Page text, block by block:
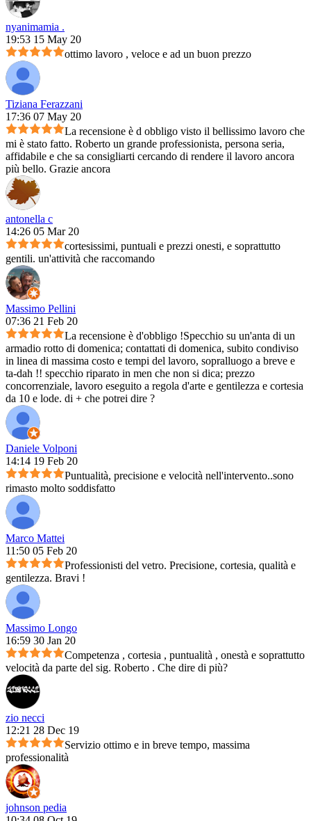
nyanimamia .
19:53 15 May 20
ottimo lavoro , veloce e ad un buon prezzo
Tiziana Ferazzani
17:36 07 May 20
La recensione è d obbligo visto il bellissimo lavoro che
mi è stato fatto. Roberto un grande professionista, persona seria,
affidabile e che sa consigliarti cercando di rendere il lavoro ancora
più bello. Grazie ancora
antonella c
14:26 05 Mar 20
cortesissimi, puntuali e prezzi onesti, e soprattutto
gentili. un'attività che raccomando
Massimo Pellini
07:36 21 Feb 20
La recensione è d'obbligo !Specchio su un'anta di un
armadio rotto di domenica; contattati di domenica, subito condiviso
in linea di massima costo e tempi del lavoro, sopralluogo a breve e
ta-dah !! specchio riparato in men che non si dica; prezzo
concorrenziale, lavoro eseguito a regola d'arte e gentilezza e cortesia
da 10 e lode. di + che potrei dire ?
Daniele Volponi
14:14 19 Feb 20
Puntualità, precisione e velocità nell'intervento..sono
rimasto molto soddisfatto
Marco Mattei
11:50 05 Feb 20
Professionisti del vetro. Precisione, cortesia, qualità e
gentilezza. Bravi !
Massimo Longo
16:59 30 Jan 20
Competenza , cortesia , puntualità , onestà e soprattutto
velocità da parte del sig. Roberto . Che dire di più?
zio necci
12:21 28 Dec 19
Servizio ottimo e in breve tempo, massima
professionalità
johnson pedia